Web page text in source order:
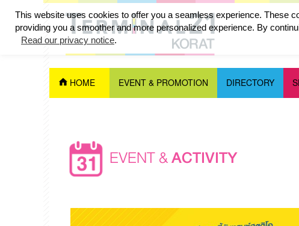
HOME EVENT & PROMOTION DIRECTORY
EVENT &ACTIVITY
This website uses cookies to offer you a seamless experience. These
providing you a smoother and more personalized experience. By
Read our privacy notice.